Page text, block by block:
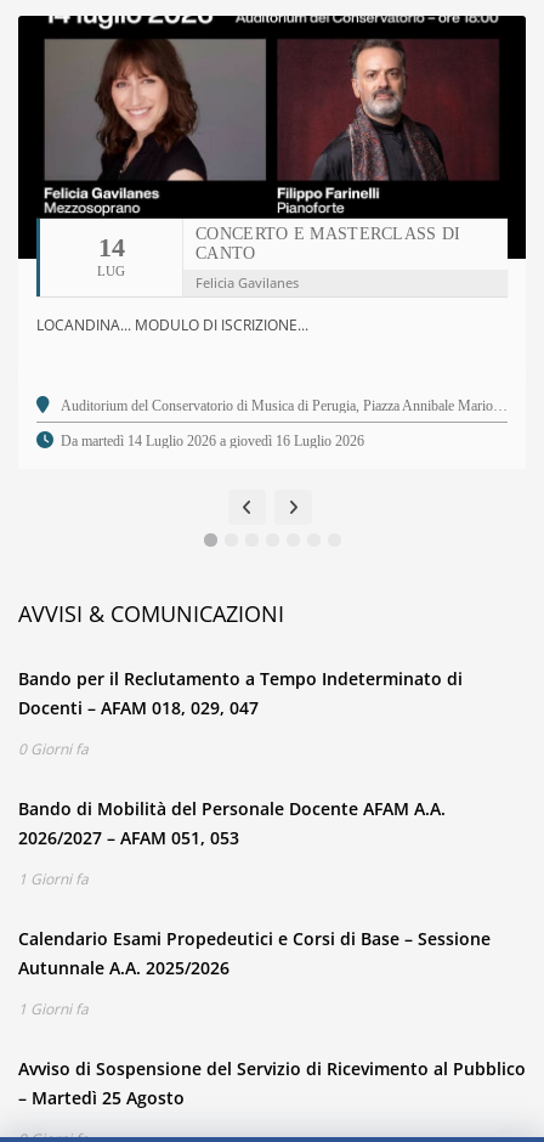
14
LUG
CONCERTO E MASTERCLASS DI
CANTO
Felicia Gavilanes
LOCANDINA... MODULO DI ISCRIZIONE...
Da martedì 14 Luglio 2026 a giovedì 16 Luglio 2026
AVVISI & COMUNICAZIONI
Bando per il Reclutamento a Tempo Indeterminato di
Docenti – AFAM 018, 029, 047
0 Giorni fa
Bando di Mobilità del Personale Docente AFAM A.A.
2026/2027 – AFAM 051, 053
1 Giorni fa
Calendario Esami Propedeutici e Corsi di Base – Sessione
Autunnale A.A. 2025/2026
1 Giorni fa
Avviso di Sospensione del Servizio di Ricevimento al Pubblico
– Martedì 25 Agosto